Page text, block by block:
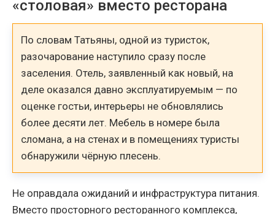
«столовая» вместо ресторана
По словам Татьяны, одной из туристок,
разочарование наступило сразу после
заселения. Отель, заявленный как новый, на
деле оказался давно эксплуатируемым — по
оценке гостьи, интерьеры не обновлялись
более десяти лет. Мебель в номере была
сломана, а на стенах и в помещениях туристы
обнаружили чёрную плесень.
Не оправдала ожиданий и инфраструктура питания.
Вместо просторного ресторанного комплекса,